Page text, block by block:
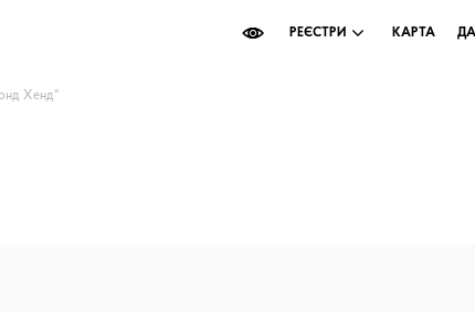
РЕЄСТРИ КАРТА
Хенд"